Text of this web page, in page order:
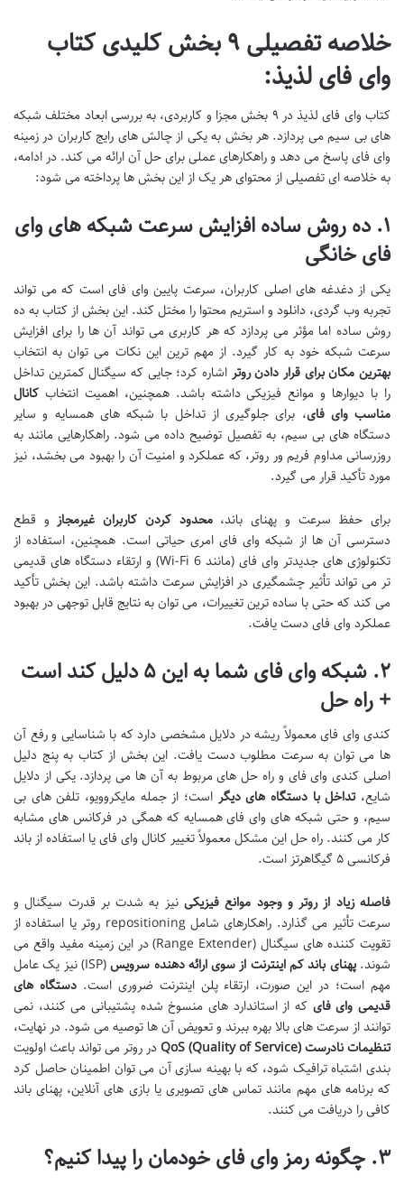
خلاصه تفصیلی ۹ بخش کلیدی کتاب
وای فای لذیذ:
کتاب وای فای لذیذ در ۹ بخش مجزا و کاربردی، به بررسی ابعاد مختلف شبکه
های بی سیم می پردازد. هر بخش به یکی از چالش های رایج کاربران در زمینه
وای فای پاسخ می دهد و راهکارهای عملی برای حل آن ارائه می کند. در ادامه،
به خلاصه ای تفصیلی از محتوای هر یک از این بخش ها پرداخته می شود:
۱. ده روش ساده افزایش سرعت شبکه های وای
فای خانگی
یکی از دغدغه های اصلی کاربران، سرعت پایین وای فای است که می تواند
تجربه وب گردی، دانلود و استریم محتوا را مختل کند. این بخش از کتاب به ده
روش ساده اما مؤثر می پردازد که هر کاربری می تواند آن ها را برای افزایش
سرعت شبکه خود به کار گیرد. از مهم ترین این نکات می توان به انتخاب
بهترین مکان برای قرار دادن روتر اشاره کرد؛ جایی که سیگنال کمترین تداخل
را با دیوارها و موانع فیزیکی داشته باشد. همچنین، اهمیت انتخاب کانال
مناسب وای فای، برای جلوگیری از تداخل با شبکه های همسایه و سایر
دستگاه های بی سیم، به تفصیل توضیح داده می شود. راهکارهایی مانند به
روزرسانی مداوم فریم ور روتر، که عملکرد و امنیت آن را بهبود می بخشد، نیز
مورد تأکید قرار می گیرد.
برای حفظ سرعت و پهنای باند،محدود کردن کاربران غیرمجاز و قطع
دسترسی آن ها از شبکه وای فای امری حیاتی است. همچنین، استفاده از
تکنولوژی های جدیدتر وای فای (مانند Wi-Fi 6) و ارتقاء دستگاه های قدیمی
تر می تواند تأثیر چشمگیری در افزایش سرعت داشته باشد. این بخش تأکید
می کند که حتی با ساده ترین تغییرات، می توان به نتایج قابل توجهی در بهبود
عملکرد وای فای دست یافت.
۲. شبکه وای فای شما به این ۵ دلیل کند است
+ راه حل
کندی وای فای معمولاً ریشه در دلایل مشخصی دارد که با شناسایی و رفع آن
ها می توان به سرعت مطلوب دست یافت. این بخش از کتاب به پنج دلیل
اصلی کندی وای فای و راه حل های مربوط به آن ها می پردازد. یکی از دلایل
شایع،تداخل با دستگاه های دیگر است؛ از جمله مایکروویو، تلفن های بی
سیم، و حتی شبکه های وای فای همسایه که همگی در فرکانس های مشابه
کار می کنند. راه حل این مشکل معمولاً تغییر کانال وای فای یا استفاده از باند
فرکانسی ۵ گیگاهرتز است.
فاصله زیاد از روتر و وجود موانع فیزیکی نیز به شدت بر قدرت سیگنال و
سرعت تأثیر می گذارد. راهکارهای شامل repositioning روتر یا استفاده از
تقویت کننده های سیگنال (Range Extender) در این زمینه مفید واقع می
شوند.پهنای باند کم اینترنت از سوی ارائه دهنده سرویس
(ISP) نیز یک عامل
مهم است؛ در این صورت، ارتقاء پلن اینترنت ضروری است.دستگاه های
قدیمی وای فای که از استاندارد های منسوخ شده پشتیبانی می کنند، نمی
توانند از سرعت های بالا بهره ببرند و تعویض آن ها توصیه می شود. در نهایت،
تنظیمات نادرست QoS (Quality of Service)
در روتر می تواند باعث اولویت
بندی اشتباه ترافیک شود، که با بهینه سازی آن می توان اطمینان حاصل کرد
که برنامه های مهم مانند تماس های تصویری یا بازی های آنلاین، پهنای باند
کافی را دریافت می کنند.
۳. چگونه رمز وای فای خودمان را پیدا کنیم؟